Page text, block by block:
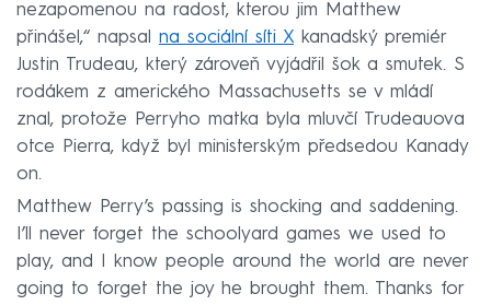
nezapomenou na radost, kterou jim Matthew
přinášel,“ napsal na sociální síti X kanadský premiér
Justin Trudeau, který zároveň vyjádřil šok a smutek. S
rodákem z amerického Massachusetts se v mládí
znal, protože Perryho matka byla mluvčí Trudeauova
otce Pierra, když byl ministerským předsedou Kanady
on.
Matthew Perry’s passing is shocking and saddening.
I’ll never forget the schoolyard games we used to
play, and I know people around the world are never
going to forget the joy he brought them. Thanks for